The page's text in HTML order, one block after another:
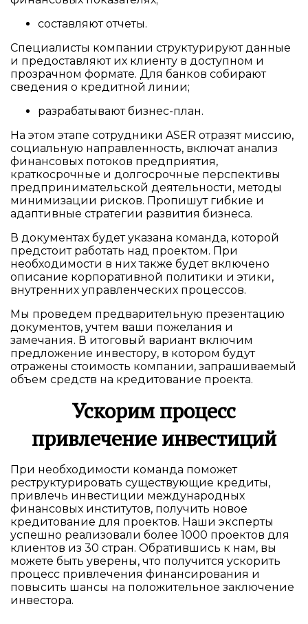
составляют отчеты.
Специалисты компании структурируют данные
и предоставляют их клиенту в доступном и
прозрачном формате. Для банков собирают
сведения о кредитной линии;
разрабатывают бизнес-план.
На этом этапе сотрудники ASER отразят миссию,
социальную направленность, включат анализ
финансовых потоков предприятия,
краткосрочные и долгосрочные перспективы
предпринимательской деятельности, методы
минимизации рисков. Пропишут гибкие и
адаптивные стратегии развития бизнеса.
В документах будет указана команда, которой
предстоит работать над проектом. При
необходимости в них также будет включено
описание корпоративной политики и этики,
внутренних управленческих процессов.
Мы проведем предварительную презентацию
документов, учтем ваши пожелания и
замечания. В итоговый вариант включим
предложение инвестору, в котором будут
отражены стоимость компании, запрашиваемый
объем средств на кредитование проекта.
Ускорим процесс
привлечение инвестиций
При необходимости команда поможет
реструктурировать существующие кредиты,
привлечь инвестиции международных
финансовых институтов, получить новое
кредитование для проектов. Наши эксперты
успешно реализовали более 1000 проектов для
клиентов из 30 стран. Обратившись к нам, вы
можете быть уверены, что получится ускорить
процесс привлечения финансирования и
повысить шансы на положительное заключение
инвестора.